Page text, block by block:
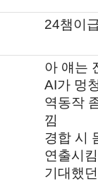
24챔이
아 얘는
AI가 멍
역동작
낌
경합 시
연출시킴
기대했